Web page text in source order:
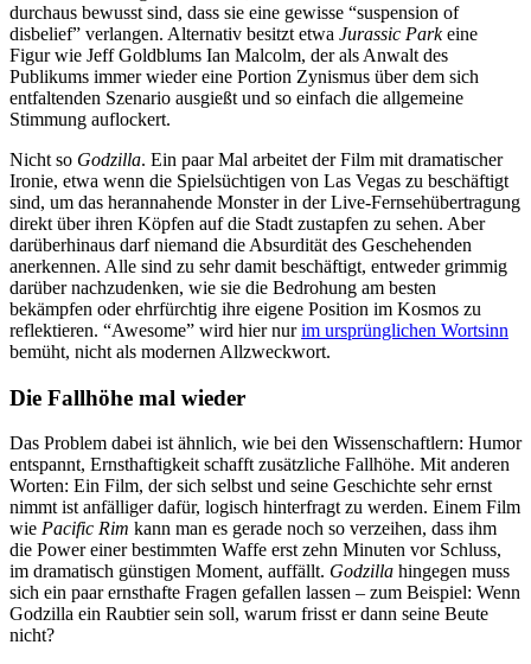
durchaus bewusst sind, dass sie eine gewisse “suspension of
disbelief” verlangen. Alternativ besitzt etwa Jurassic Parkeine
Figur wie Jeff Goldblums Ian Malcolm, der als Anwalt des
Publikums immer wieder eine Portion Zynismus über dem sich
entfaltenden Szenario ausgießt und so einfach die allgemeine
Stimmung auflockert.
Nicht so Godzilla. Ein paar Mal arbeitet der Film mit dramatischer
Ironie, etwa wenn die Spielsüchtigen von Las Vegas zu beschäftigt
sind, um das herannahende Monster in der Live-Fernsehübertragung
direkt über ihren Köpfen auf die Stadt zustapfen zu sehen. Aber
darüberhinaus darf niemand die Absurdität des Geschehenden
anerkennen. Alle sind zu sehr damit beschäftigt, entweder grimmig
darüber nachzudenken, wie sie die Bedrohung am besten
bekämpfen oder ehrfürchtig ihre eigene Position im Kosmos zu
reflektieren. “Awesome” wird hier nurim ursprünglichen Wortsinn
bemüht, nicht als modernen Allzweckwort.
Die Fallhöhe mal wieder
Das Problem dabei ist ähnlich, wie bei den Wissenschaftlern: Humor
entspannt, Ernsthaftigkeit schafft zusätzliche Fallhöhe. Mit anderen
Worten: Ein Film, der sich selbst und seine Geschichte sehr ernst
nimmt ist anfälliger dafür, logisch hinterfragt zu werden. Einem Film
wie Pacific Rim kann man es gerade noch so verzeihen, dass ihm
die Power einer bestimmten Waffe erst zehn Minuten vor Schluss,
im dramatisch günstigen Moment, auffällt. Godzilla hingegen muss
sich ein paar ernsthafte Fragen gefallen lassen – zum Beispiel: Wenn
Godzilla ein Raubtier sein soll, warum frisst er dann seine Beute
nicht?